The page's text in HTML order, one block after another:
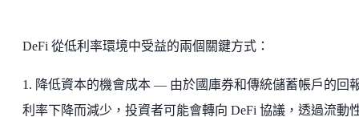
DeFi 從低利率環境中受益的兩個關鍵方式：
1. 降低資本的機會成本 — 由於國庫券和傳統儲蓄帳戶的回
利率下降而減少，投資者可能會轉向 DeFi 協議，透過流動